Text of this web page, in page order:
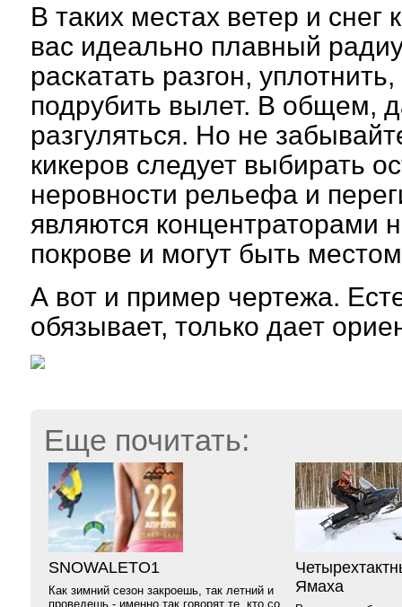
В таких местах ветер и снег
вас идеально плавный
раскатать разгон,
подрубить вылет. В общем,
разгуляться. Но не
кикеров следует выбирать
неровности рельефа и
являются концентраторами
покрове и могут быть
А вот и пример чертежа.
обязывает, только дает
Еще почитать:
SNOWALETO1
Как зимний сезон закроешь, так летний и
проведешь - именно так говорят те, кто со
Ямаха